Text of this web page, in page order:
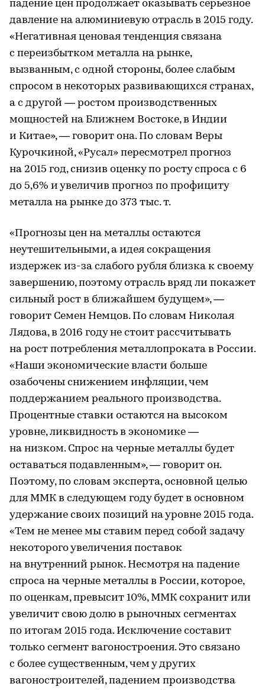
падение цен продолжает оказывать серьезное
давление на алюминиевую отрасль в 2015 году.
«Негативная ценовая тенденция связана
с переизбытком металла на рынке,
вызванным, с одной стороны, более слабым
спросом в некоторых развивающихся странах,
а с другой — ростом производственных
мощностей на Ближнем Востоке, в Индии
и Китае», — говорит она. По словам Веры
Курочкиной, «Русал» пересмотрел прогноз
на 2015 год, снизив оценку по росту спроса с 6
до 5,6% и увеличив прогноз по профициту
металла на рынке до 373 тыс. т.
«Прогнозы цен на металлы остаются
неутешительными, а идея сокращения
издержек из-за слабого рубля близка к своему
завершению, поэтому отрасль вряд ли покажет
сильный рост в ближайшем будущем», —
говорит Семен Немцов. По словам Николая
Лядова, в 2016 году не стоит рассчитывать
на рост потребления металлопроката в России.
«Наши экономические власти больше
озабочены снижением инфляции, чем
поддержанием реального производства.
Процентные ставки остаются на высоком
уровне, ликвидность в экономике —
на низком. Спрос на черные металлы будет
оставаться подавленным», — говорит он.
Поэтому, по словам эксперта, основной целью
для ММК в следующем году будет в основном
удержание своих позиций на уровне 2015 года.
«Тем не менее мы ставим перед собой задачу
некоторого увеличения поставок
на внутренний рынок. Несмотря на падение
спроса на черные металлы в России, которое,
по оценкам, превысит 10%, ММК сохранит или
увеличит свою долю в рыночных сегментах
по итогам 2015 года. Исключение составит
только сегмент вагоностроения. Это связано
с более существенным, чем у других
вагоностроителей, падением производства